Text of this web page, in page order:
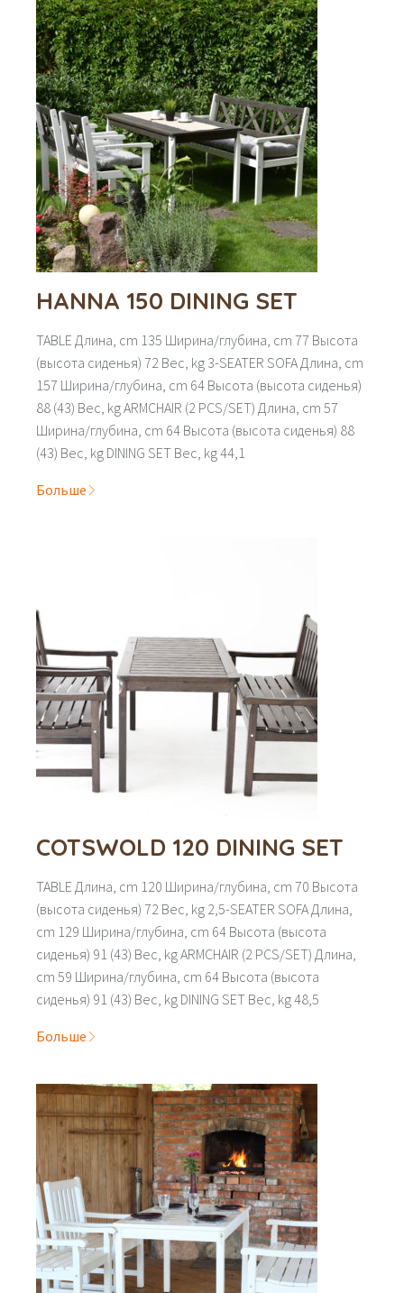
HANNA 150 DINING SET
TABLE Длина, cm 135 Ширина/глубина, cm 77 Высота
(высота сиденья) 72 Вес, kg 3-SEATER SOFA Длина, cm
157 Ширина/глубина, cm 64 Высота (высота сиденья)
88 (43) Вес, kg ARMCHAIR (2 PCS/SET) Длина, cm 57
Ширина/глубина, cm 64 Высота (высота сиденья) 88
(43) Вес, kg DINING SET Вес, kg 44,1
Больше
COTSWOLD 120 DINING SET
TABLE Длина, cm 120 Ширина/глубина, cm 70 Высота
(высота сиденья) 72 Вес, kg 2,5-SEATER SOFA Длина,
cm 129 Ширина/глубина, cm 64 Высота (высота
сиденья) 91 (43) Вес, kg ARMCHAIR (2 PCS/SET) Длина,
cm 59 Ширина/глубина, cm 64 Высота (высота
сиденья) 91 (43) Вес, kg DINING SET Вес, kg 48,5
Больше